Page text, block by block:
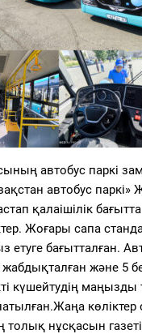
автобус паркі
автобус
қалаішілік
Жоғары сапа
етуге бағытталған.
жабдықталған және 5
күшейтудің маңызды
нұсқасын